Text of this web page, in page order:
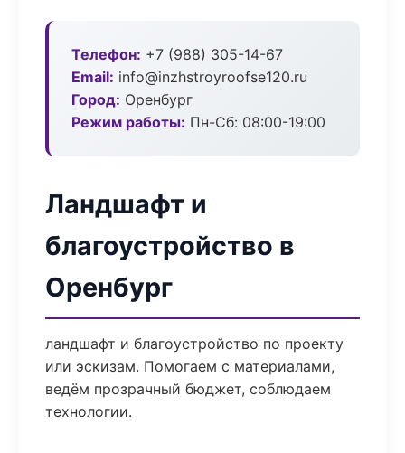
Телефон: +7 (988) 305-14-67
Email: info@inzhstroyroofse120.ru
Город: Оренбург
Режим работы: Пн-Сб: 08:00-19:00
Ландшафт и
благоустройство в
Оренбург
ландшафт и благоустройство по проекту
или эскизам. Помогаем с материалами,
ведём прозрачный бюджет, соблюдаем
технологии.